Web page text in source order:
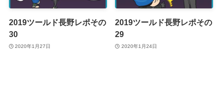
2019ツールド長野レポその
30
2020年1月27日
2019ツールド長野レポその
29
2020年1月24日